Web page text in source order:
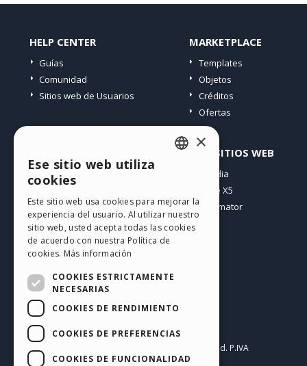
HELP CENTER
Guías
Comunidad
Sitios web de Usuarios
MARKETPLACE
Templates
Objetos
Créditos
Ofertas
Mis post
Mis download
Espacio Web
Mis Créditos
OTROS SITIOS WEB
Incomedia
WebSite X5
WebAnimator
Español
Copyright © 2026
All rights reserved. P.IVA
IT07514640015
GERMAN
SPANISH
RUSSIAN
FRENCH
×
Ese sitio web utiliza
cookies
Este sitio web usa cookies para mejorar la
experiencia del usuario. Al utilizar nuestro
sitio web, usted acepta todas las cookies
de acuerdo con nuestra Política de
cookies. Más información
COOKIES ESTRICTAMENTE
NECESARIAS
COOKIES DE RENDIMIENTO
COOKIES DE PREFERENCIAS
COOKIES DE FUNCIONALIDAD